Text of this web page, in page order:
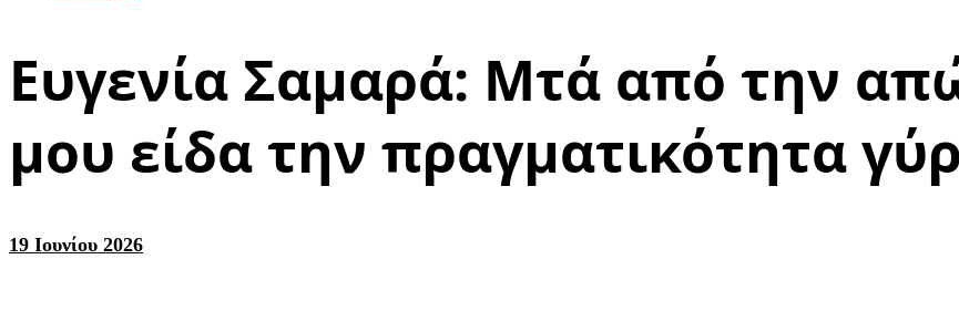
Ευγενία Σαμαρά: Μτά από την
μου είδα την πραγματικότητα
19 Ιουνίου 2026